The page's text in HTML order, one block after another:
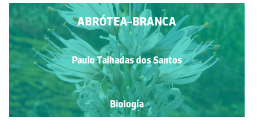
ABRÓTEA-BRANCA
Paulo Talhadas dos Santos
Biologia